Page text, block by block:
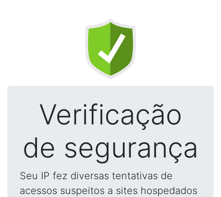
Verificação
de segurança
Seu IP fez diversas tentativas de
acessos suspeitos a sites hospedados